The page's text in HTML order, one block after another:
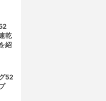
乾
紹
52